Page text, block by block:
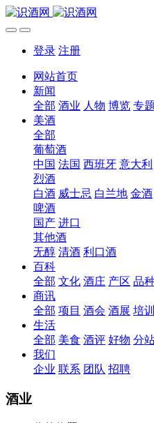
登录 注册
网站首页
新闻
全部 酒业 人物 博览 专题
美酒
全部
葡萄酒
中国 法国 西班牙 意大利
烈酒
白酒 威士忌 白兰地 金酒
啤酒
国产 进口
其他酒
无醇 清酒 利口酒
百科
全部 文化 酒庄 产区 品种
商讯
全部 项目 酒会 酒展 培训
生活
全部 美食 酒评 好物 分
我们
企业 联系 团队 招聘
酒业